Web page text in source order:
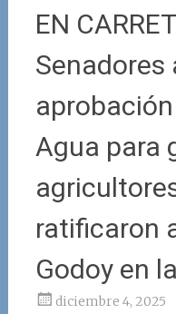
EN
Senadores
Agua para
ratificaron
Godoy en
diciembre 4, 2025